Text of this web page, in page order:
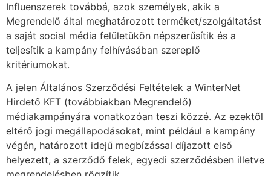
Influenszerek továbbá, azok személyek, akik a
Megrendelő által meghatározott terméket/szolgáltatást
a saját social média felületükön népszerűsítik és a
teljesítik a kampány felhívásában szereplő
kritériumokat.
A jelen Általános Szerződési Feltételek a WinterNet
Hirdető KFT (továbbiakban Megrendelő)
médiakampányára vonatkozóan teszi közzé. Az ezektől
eltérő jogi megállapodásokat, mint például a kampány
végén, határozott idejű megbízással díjazott első
helyezett, a szerződő felek, egyedi szerződésben illetve